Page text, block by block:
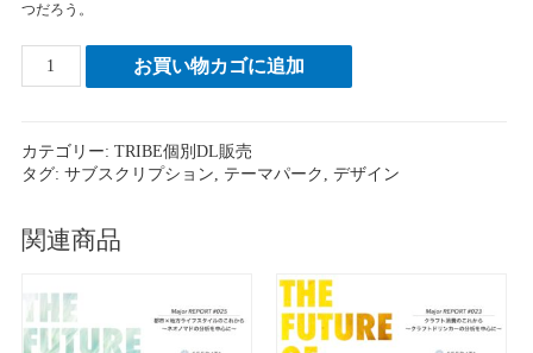
つだろう。
#030
ィ
ズ
ー
マ
お買い物カゴに追加
カテゴリー: TRIBE個別DL販売
タグ: サブスクリプション テーマパーク デザイン
関連商品